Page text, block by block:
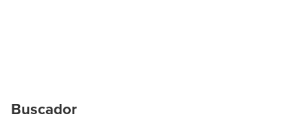
Buscador